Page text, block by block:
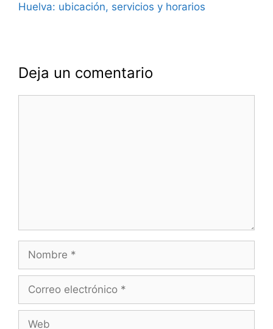
Huelva: ubicación, servicios y horarios
Deja un comentario
Nombre
Correo
Web